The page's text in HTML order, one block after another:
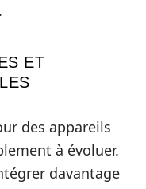
ET
des appareils
à évoluer.
davantage